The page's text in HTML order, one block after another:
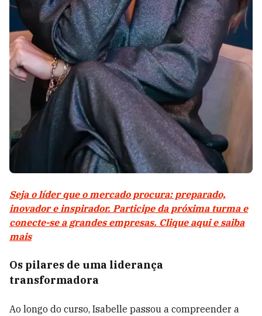
Seja o líder que o mercado procura: preparado,
inovador e inspirador. Participe da próxima turma e
conecte-se a grandes empresas. Clique aqui e saiba
mais
Os pilares de uma liderança
transformadora
Ao longo do curso, Isabelle passou a compreender a